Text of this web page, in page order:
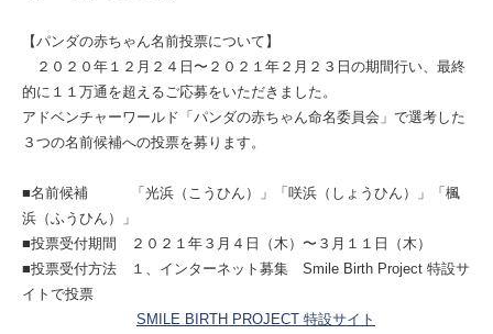
【パンダの赤ちゃん名前投票について】
２０２０年１２月２４日〜２０２１年２月２３日の期間行い、最終
的に１１万通を超えるご応募をいただきました。
アドベンチャーワールド「パンダの赤ちゃん命名委員会」で選考した
３つの名前候補への投票を募ります。
■名前候補 「光浜（こうひん）」「咲浜（しょうひん）」「楓
浜（ふうひん）」
■投票受付期間 ２０２１年３月４日（木）〜３月１１日（木）
■投票受付方法 １、インターネット募集 Smile Birth Project 特設サ
イトで投票
SMILE BIRTH PROJECT 特設サイト